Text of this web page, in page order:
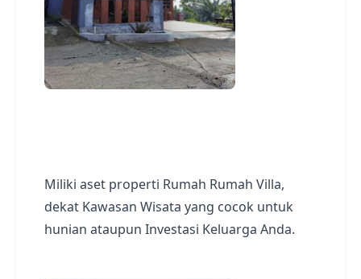
Miliki aset properti Rumah Rumah Villa,
dekat Kawasan Wisata yang cocok untuk
hunian ataupun Investasi Keluarga Anda.